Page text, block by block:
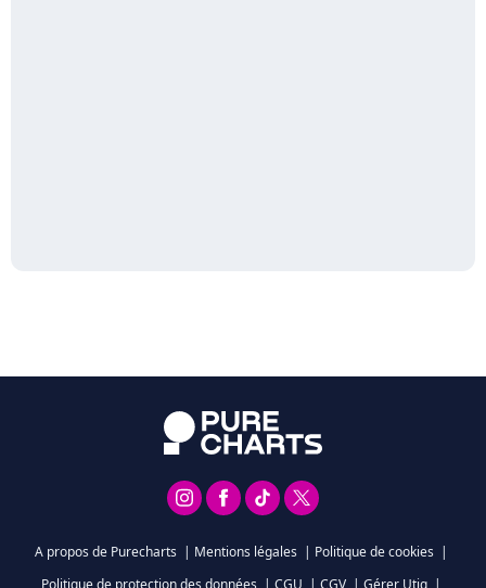
A propos de Purecharts | Mentions légales | Politique de cookies |
Politique de protection des données | CGU | CGV | Gérer Utiq |